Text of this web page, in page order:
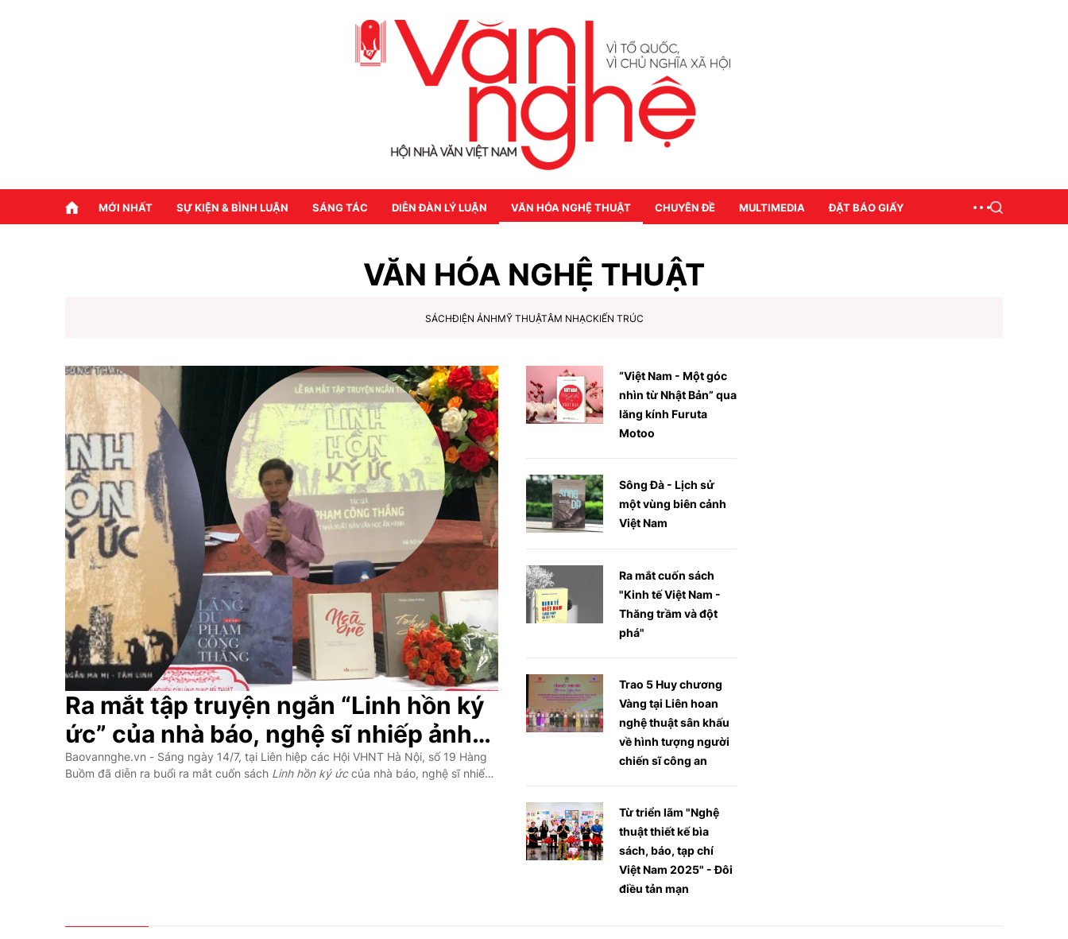
MỚI NHẤT SỰ KIỆN & BÌNH LUẬN SÁNG TÁC DIỄN ĐÀN LÝ LUẬN VĂN HÓA NGHỆ THUẬT CHUYÊN ĐỀ MULTIMEDIA ĐẶT BÁO GIẤY
VĂN HÓA NGHỆ THUẬT
SÁCHĐIỆN ẢNHMỸ THUẬTÂM NHẠCKIẾN TRÚC
Ra mắt tập truyện ngắn “Linh hồn ký
ức” của nhà báo, nghệ sĩ nhiếp ảnh
Phạm Công Thắng
Baovannghe.vn - Sáng ngày 14/7, tại Liên hiệp các Hội VHNT Hà Nội, số 19 Hàng
Buồm đã diễn ra buổi ra mắt cuốn sách Linh hồn ký ứccủa nhà báo, nghệ sĩ nhiếp
“Việt Nam - Một góc
nhìn từ Nhật Bản” qua
lăng kính Furuta
Motoo
Sông Đà - Lịch sử
một vùng biên cảnh
Việt Nam
Ra mắt cuốn sách
"Kinh tế Việt Nam -
Thăng trầm và đột
phá"
Trao 5 Huy chương
Vàng tại Liên hoan
nghệ thuật sân khấu
về hình tượng người
chiến sĩ công an
Từ triển lãm "Nghệ
thuật thiết kế bìa
sách, báo, tạp chí
Việt Nam 2025" - Đôi
điều tản mạn